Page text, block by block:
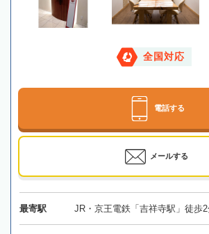
全国対応
電話する
メールする
最寄駅 JR・京王電鉄「吉祥寺駅」徒歩2